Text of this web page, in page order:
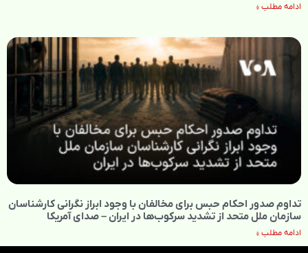
ادامه مطلب »
تداوم صدور احکام حبس برای مخالفان با وجود ابراز نگرانی کارشناسان
سازمان ملل متحد از تشدید سرکوب‌ها در ایران – صدای آمریکا
ادامه مطلب »